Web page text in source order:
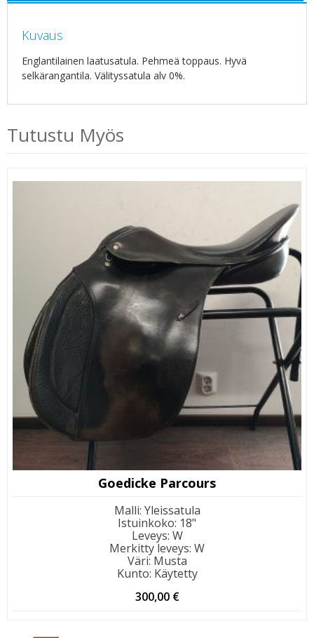
Kuvaus
Englantilainen laatusatula. Pehmeä toppaus. Hyvä
selkärangantila. Välityssatula alv 0%.
Tutustu Myös
Goedicke Parcours
Malli: Yleissatula
Istuinkoko: 18"
Leveys: W
Merkitty leveys: W
Väri: Musta
Kunto: Käytetty
300,00 €